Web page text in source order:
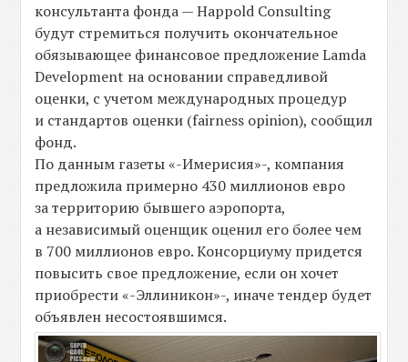
консультанта фонда — Happold Consulting
будут стремиться получить окончательное
обязывающее финансовое предложение Lamda
Development на основании справедливой
оценки, с учетом международных процедур
и стандартов оценки (fairness opinion), сообщил
фонд.
По данным газеты «-Имерисия»-, компания
предложила примерно 430 миллионов евро
за территорию бывшего аэропорта,
а независимый оценщик оценил его более чем
в 700 миллионов евро. Консорциуму придется
повысить свое предложение, если он хочет
приобрести «-Эллиникон»-, иначе тендер будет
объявлен несостоявшимся.